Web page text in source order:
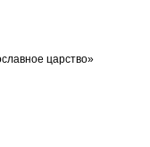
царство»